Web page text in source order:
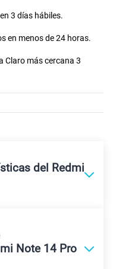
3 días hábiles.
en menos de 24 horas.
Claro más cercana 3
del Redmi
Note 14 Pro